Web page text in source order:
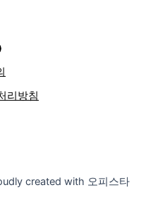
리방침
created with 오피스타